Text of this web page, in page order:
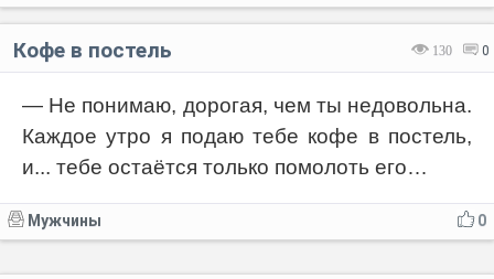
130 0
Кофе в постель
— Не понимаю, дорогая, чем ты недовольна.
Каждое утро я подаю тебе кофе в постель,
и... тебе остаётся только помолоть его…
0
Мужчины